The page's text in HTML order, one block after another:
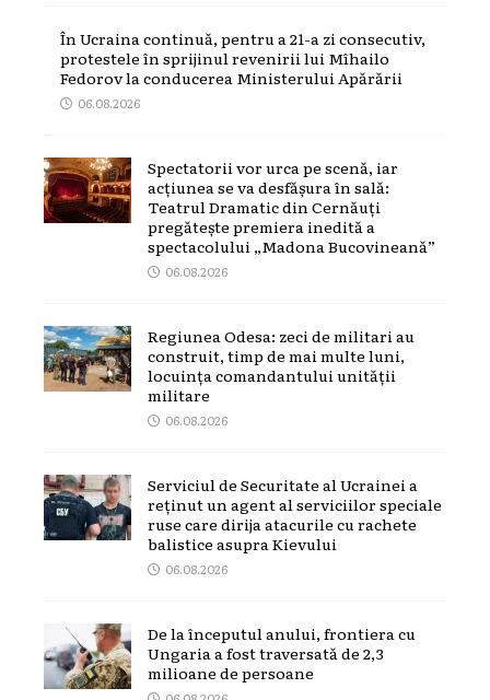
În Ucraina continuă, pentru a 21-a zi consecutiv,
protestele în sprijinul revenirii lui Mîhailo
Fedorov la conducerea Ministerului Apărării
06.08.2026
Spectatorii vor urca pe scenă, iar
acțiunea se va desfășura în sală:
Teatrul Dramatic din Cernăuți
pregătește premiera inedită a
spectacolului „Madona Bucovineană”
06.08.2026
Regiunea Odesa: zeci de militari au
construit, timp de mai multe luni,
locuința comandantului unității
militare
06.08.2026
Serviciul de Securitate al Ucrainei a
reținut un agent al serviciilor speciale
ruse care dirija atacurile cu rachete
balistice asupra Kievului
06.08.2026
De la începutul anului, frontiera cu
Ungaria a fost traversată de 2,3
milioane de persoane